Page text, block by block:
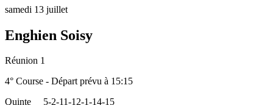
samedi 13 juillet
Enghien Soisy
Réunion 1
4° Course - Départ prévu à 15:15
Quinte
5-2-11-12-1-14-15